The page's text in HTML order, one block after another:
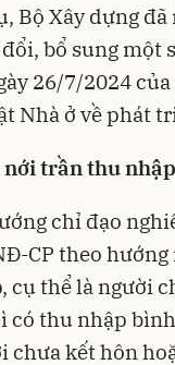
Bộ Xây dựng
bổ sung một
26/7/2024
Nhà ở về phát
trần thu
chỉ đạo
CP theo
cụ thể là người
có thu nhập
chưa kết hôn